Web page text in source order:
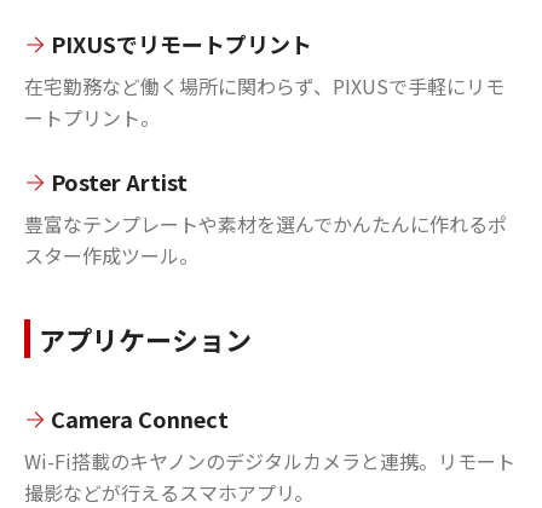
PIXUSでリモートプリント
在宅勤務など働く場所に関わらず、PIXUSで手軽にリモ
ートプリント。
Poster Artist
豊富なテンプレートや素材を選んでかんたんに作れるポ
スター作成ツール。
アプリケーション
Camera Connect
Wi-Fi搭載のキヤノンのデジタルカメラと連携。リモート
撮影などが行えるスマホアプリ。